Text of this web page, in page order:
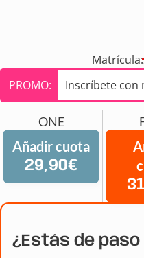
Matrícula:
PROMO:
Inscríbete con
ONE
Añadir cuota
29,90€
¿Estás de